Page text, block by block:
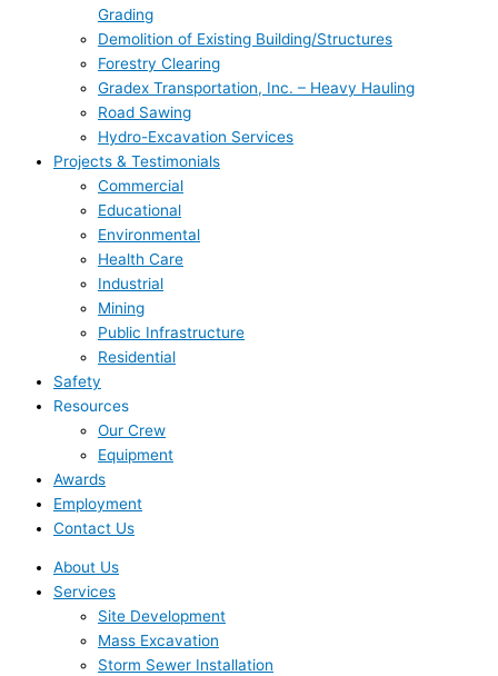
Grading
Demolition of Existing Building/Structures
Forestry Clearing
Gradex Transportation, Inc. – Heavy Hauling
Road Sawing
Hydro-Excavation Services
Projects & Testimonials
Commercial
Educational
Environmental
Health Care
Industrial
Mining
Public Infrastructure
Residential
Safety
Resources
Our Crew
Equipment
Awards
Employment
Contact Us
About Us
Services
Site Development
Mass Excavation
Storm Sewer Installation